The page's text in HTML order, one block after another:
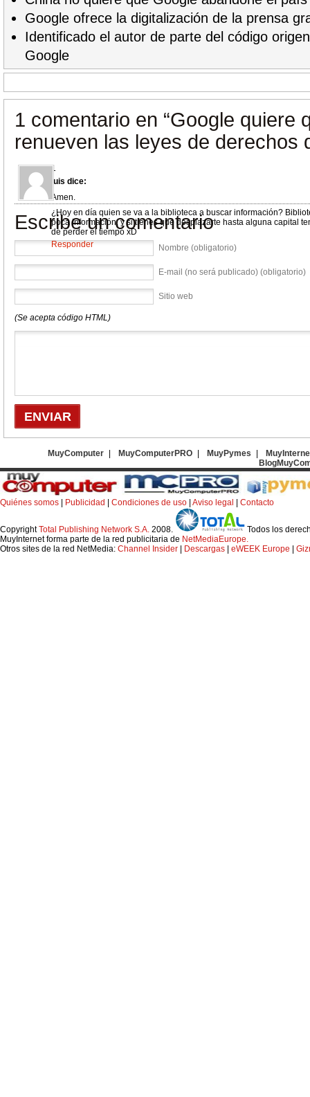
Google ofrece la digitalización de la prensa
Identificado el autor de parte del código
Google
1 comentario en “Google quiere
renueven las leyes de derechos
1
luis dice:
Amen.
¿Hoy en día quien se va a la biblioteca a buscar información?
poca información, y si tienes que desplazarte hasta alguna capital
de perder el tiempo xD
Responder
Escribe un comentario
Nombre (obligatorio)
E-mail (no será publicado) (obligatorio)
Sitio web
(Se acepta código HTML)
MuyComputer MuyComputerPRO MuyPymes
Quiénes somos Publicidad Condiciones de uso Aviso legal Contacto
CopyrightTotal Publishing Network S.A. 2008.
Todos los
MuyInternet forma parte de la red publicitaria de NetMediaEurope.
Otros sites de la red NetMedia: Channel Insider Descargas eWEEK Europe